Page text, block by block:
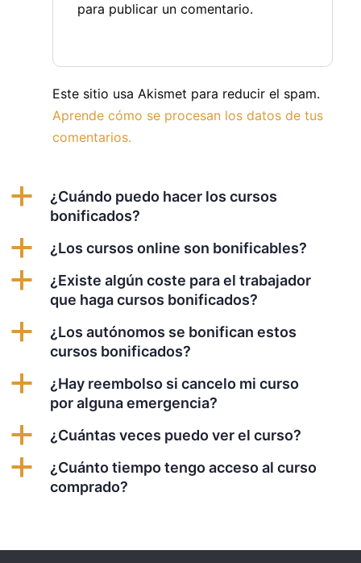
para publicar un comentario.
Este sitio usa Akismet para reducir el spam.
Aprende cómo se procesan los datos de tus
comentarios.
a
¿Cuándo puedo hacer los cursos
bonificados?
a ¿Los cursos online son bonificables?
a
¿Existe algún coste para el trabajador
que haga cursos bonificados?
a
¿Los autónomos se bonifican estos
cursos bonificados?
a
¿Hay reembolso si cancelo mi curso
por alguna emergencia?
a ¿Cuántas veces puedo ver el curso?
a
¿Cuánto tiempo tengo acceso al curso
comprado?